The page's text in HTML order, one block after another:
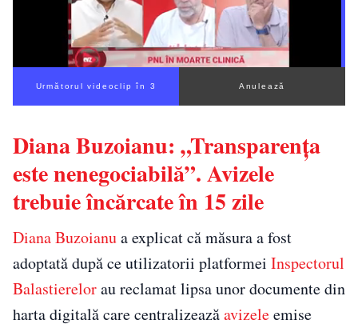
Următorul videoclip în 2 Anulează
Diana Buzoianu: „Transparenţa
este nenegociabilă”. Avizele
trebuie încărcate în 15 zile
Diana Buzoianua explicat că măsura a fost
adoptată după ce utilizatorii platformei Inspectorul
Balastierelorau reclamat lipsa unor documente din
harta digitală care centralizeazăavizeleemise